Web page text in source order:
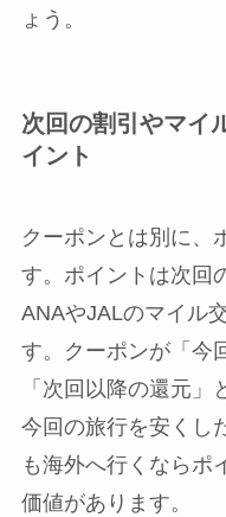
ょう。
次回の割引やマイ
イント
クーポンとは別に、
す。ポイントは次回
ANAやJALのマイル
す。クーポンが「今
「次回以降の還元」
今回の旅行を安くし
も海外へ行くならポ
価値があります。